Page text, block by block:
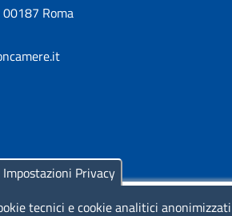
Roma
DA
Impostazioni Privacy
tecnici e cookie analitici